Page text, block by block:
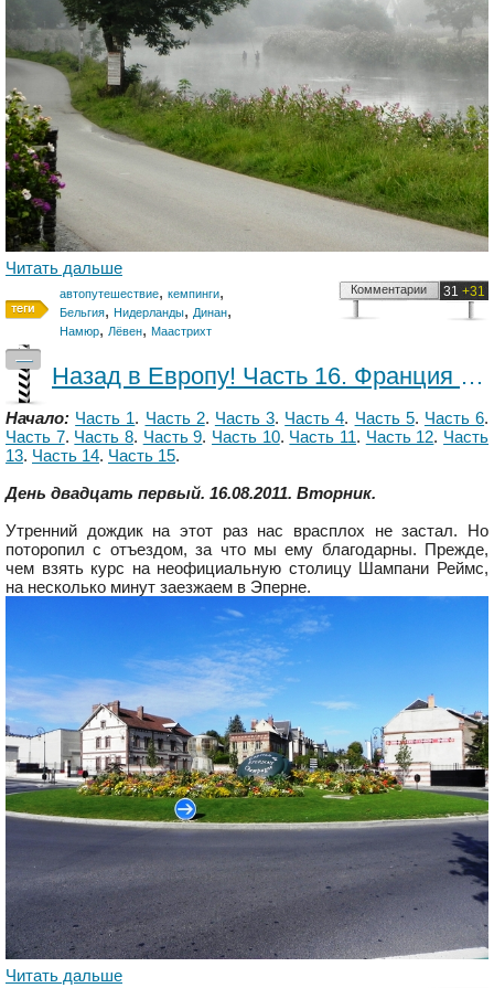
Читать дальше
автопутешествие, кемпинги,
Бельгия, Нидерланды, Динан,
Намюр, Лёвен, Маастрихт
31 +31
Комментарии
—
Назад в Европу! Часть 16. Франция - Бельгия.
Начало: Часть 1. Часть 2. Часть 3. Часть 4. Часть 5. Часть 6.
Часть 7. Часть 8. Часть 9. Часть 10. Часть 11. Часть 12. Часть
13. Часть 14. Часть 15.
День двадцать первый. 16.08.2011. Вторник.
Утренний дождик на этот раз нас врасплох не застал. Но
поторопил с отъездом, за что мы ему благодарны. Прежде,
чем взять курс на неофициальную столицу Шампани Реймс,
на несколько минут заезжаем в Эперне.
Читать дальше